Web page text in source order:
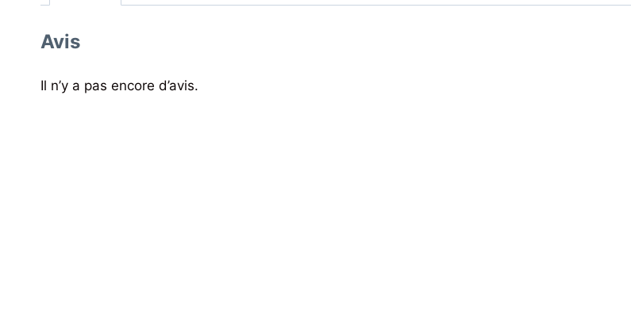
Avis
Il n’y a pas encore d’avis.